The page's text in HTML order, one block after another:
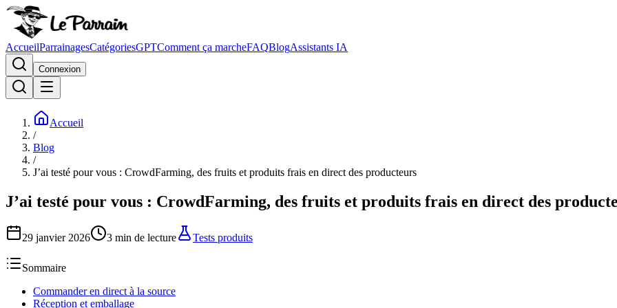
AccueilParrainagesCatégoriesGPTComment ça marcheFAQBlogAssistants IA
Connexion
Accueil
/
Blog
/
J’ai testé pour vous : CrowdFarming, des fruits et produits frais en direct des producteurs
J’ai testé pour vous : CrowdFarming, des fruits et produits frais en direct des
29 janvier 2026 3 min de lecture Tests produits
Sommaire
Commander en direct à la source
Réception et emballage